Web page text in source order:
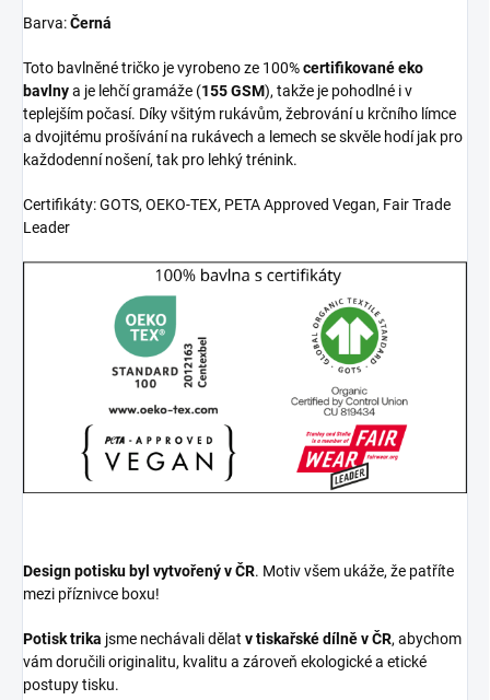
Barva:Černá
Toto bavlněné tričko je vyrobeno ze 100%certifikované eko
bavlnya je lehčí gramáže (155 GSM), takže je pohodlné i v
teplejším počasí. Díky všitým rukávům, žebrování u krčního límce
a dvojitému prošívání na rukávech a lemech se skvěle hodí jak pro
každodenní nošení, tak pro lehký trénink.
Certifikáty: GOTS, OEKO-TEX, PETA Approved Vegan, Fair Trade
Leader
Design potisku byl vytvořený v ČR. Motiv všem ukáže, že patříte
mezi příznivce boxu!
Potisk trika jsme nechávali dělat v tiskařské dílně v ČR, abychom
vám doručili originalitu, kvalitu a zároveň ekologické a etické
postupy tisku.